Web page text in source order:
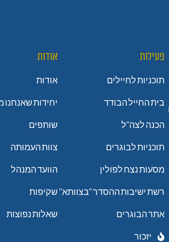
פעילות
תוכניות לחיילים
בית החייל הבודד
הכנה לצה"ל
תוכניות לבוגרים
מסעות נצח לפולין
רשת ישיבות ההסדר "בצוותא"
אתר הבוגרים
יזכור
אודות
אודות
יחידות שאנחנו
שותפים
צוות העמותה
הוועד המנהל
שקיפות
שאלות נפוצות